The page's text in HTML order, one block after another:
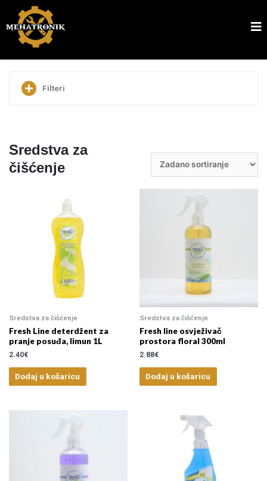
Filteri
Cijena
Sredstva za
čišćenje
Sredstva za čišćenje
Fresh Line deterdžent za
pranje posuđa, limun 1L
2.40€
Dodaj u košaricu
Sredstva za čišćenje
Fresh line osvježivač
prostora floral 300ml
2.88€
Dodaj u košaricu